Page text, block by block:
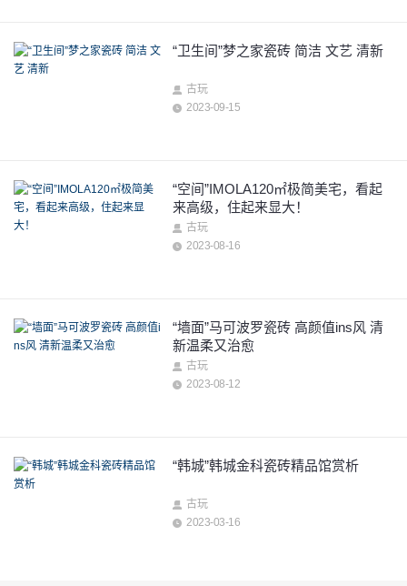
“卫生间”梦之家瓷砖 简洁 文艺 清新
古玩
2023-09-15
“空间”IMOLA120㎡极简美宅，看起
来高级，住起来显大！
古玩
2023-08-16
“墙面”马可波罗瓷砖 高颜值ins风 清
新温柔又治愈
古玩
2023-08-12
“韩城”韩城金科瓷砖精品馆赏析
古玩
2023-03-16